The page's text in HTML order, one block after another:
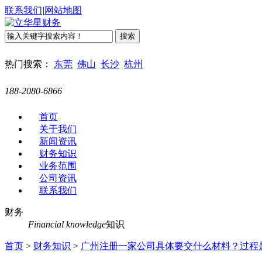
联系我们|网站地图
热门搜索： 东莞 佛山 长沙 杭州
188-2080-6866
首页
关于我们
新闻资讯
财务知识
业务范围
公司资讯
联系我们
财务
Financial knowledge知识
首页 > 财务知识 > 广州注册一家公司具体要交什么材料？过程